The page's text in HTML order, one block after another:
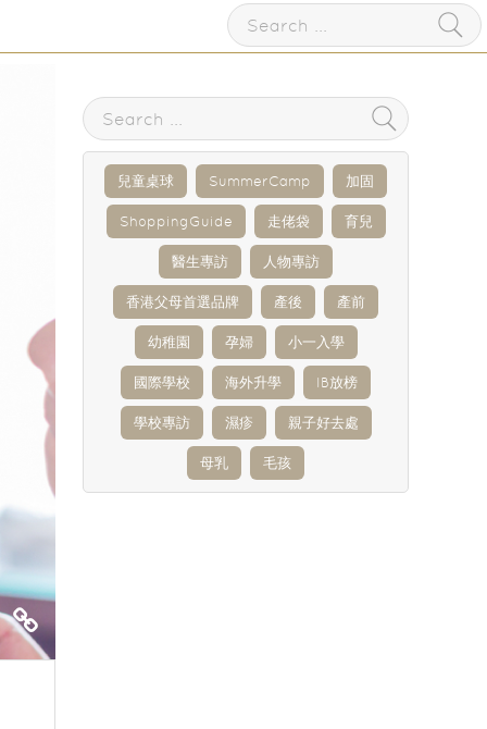
兒童桌球 SummerCamp 加固
ShoppingGuide 走佬袋 育兒
醫生專訪 人物專訪
香港父母首選品牌 產後 產前
幼稚園 孕婦 小一入學
國際學校 海外升學 IB放榜
學校專訪 濕疹 親子好去處
母乳 毛孩